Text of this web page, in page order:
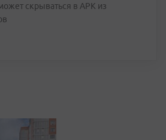
скрываться в APK из